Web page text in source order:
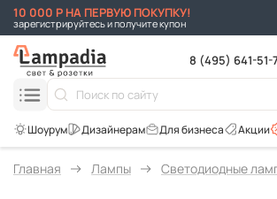
10 000 Р НА ПЕРВУЮ ПОКУПКУ!
зарегистрируйтесь и получите купон
8 (495) 641-51-
Акции
Для бизнеса
Главная Лампы Светодиодные